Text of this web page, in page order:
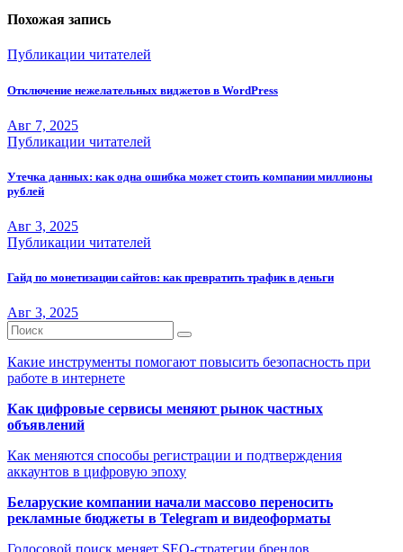
Похожая запись
Публикации читателей
Отключение нежелательных виджетов в WordPress
Авг 7, 2025
Публикации читателей
Утечка данных: как одна ошибка может стоить компании миллионы
рублей
Авг 3, 2025
Публикации читателей
Гайд по монетизации сайтов: как превратить трафик в деньги
Авг 3, 2025
Какие инструменты помогают повысить безопасность при
работе в интернете
Как цифровые сервисы меняют рынок частных
объявлений
Как меняются способы регистрации и подтверждения
аккаунтов в цифровую эпоху
Беларуские компании начали массово переносить
рекламные бюджеты в Telegram и видеоформаты